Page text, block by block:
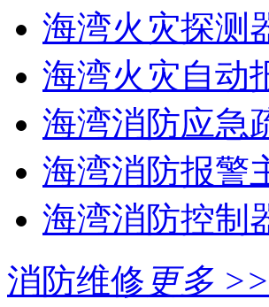
海湾火灾探测
海湾火灾自动
海湾消防应急
海湾消防报警
海湾消防控制
消防维修 更多 >>